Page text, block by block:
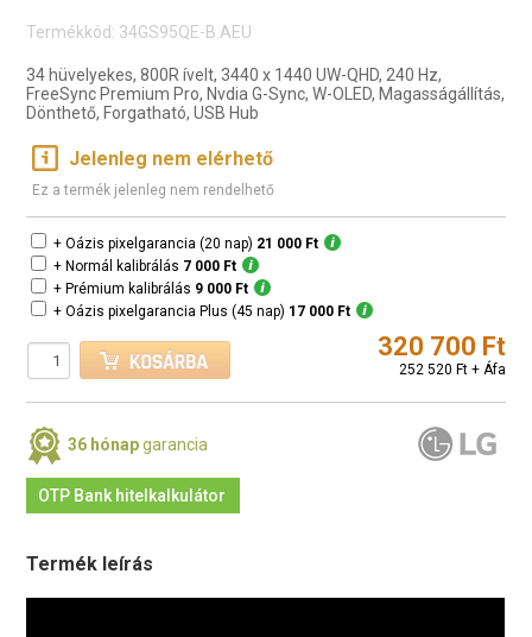
Termékkód: 34GS95QE-B.AEU
34 hüvelyekes, 800R ívelt, 3440 x 1440 UW-QHD, 240 Hz,
FreeSync Premium Pro, Nvdia G-Sync, W-OLED, Magasságállítás,
Dönthető, Forgatható, USB Hub
Jelenleg nem elérhető
Ez a termék jelenleg nem rendelhető
+ Oázis pixelgarancia (20 nap) 21 000 Ft
+ Normál kalibrálás 7 000 Ft
+ Prémium kalibrálás 9 000 Ft
+ Oázis pixelgarancia Plus (45 nap) 17 000 Ft
320 700 Ft
252 520 Ft + Áfa
36 hónapgarancia
OTP Bank hitelkalkulátor
Termék leírás